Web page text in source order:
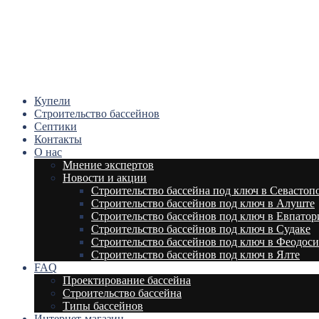
Купели
Строительство бассейнов
Септики
Контакты
О нас
Мнение экспертов
Новости и акции
Строительство бассейна под ключ в
Строительство бассейнов под ключ в Алуште
Строительство бассейнов под ключ в
Строительство бассейнов под ключ в Судаке
Строительство бассейнов под ключ в
Строительство бассейнов под ключ в Ялте
FAQ
Проектирование бассейна
Строительство бассейна
Типы бассейнов